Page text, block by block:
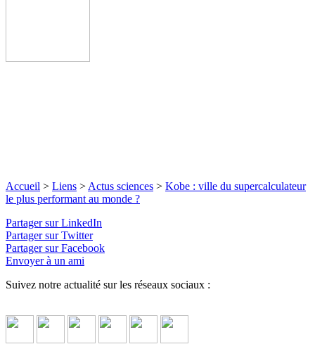
Accueil > Liens > Actus sciences > Kobe : ville du supercalculateur
le plus performant au monde ?
Partager sur LinkedIn
Partager sur Twitter
Partager sur Facebook
Envoyer à un ami
Suivez notre actualité sur les réseaux sociaux :